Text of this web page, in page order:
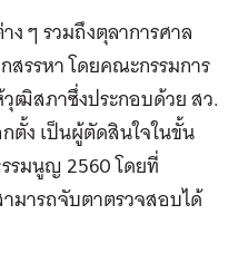
ง ๆ รวมถึงตุลาการศาล
รรหา โดยคณะกรรมการ
วุฒิสภาซึ่งประกอบด้วย สว.
ตั้ง เป็นผู้ตัดสินใจในขั้น
รมนูญ 2560 โดยที่
มารถจับตาตรวจสอบได้